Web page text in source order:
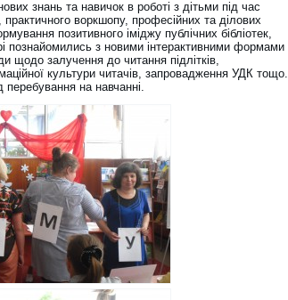
знань та навичок в роботі з дітьми під час
практичного воркшопу, професійних та ділових
позитивного іміджу публічних бібліотек,
познайомились з новими інтерактивними формами
щодо залучення до читання підлітків,
культури читачів, запровадження УДК тощо.
перебування на навчанні.